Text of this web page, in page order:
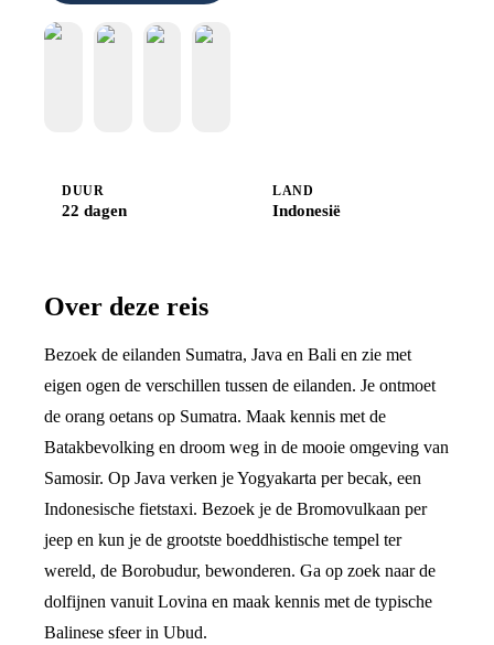
DUUR
22 dagen
LAND
Indonesië
Over deze reis
Bezoek de eilanden Sumatra, Java en Bali en zie met
eigen ogen de verschillen tussen de eilanden. Je ontmoet
de orang oetans op Sumatra. Maak kennis met de
Batakbevolking en droom weg in de mooie omgeving van
Samosir. Op Java verken je Yogyakarta per becak, een
Indonesische fietstaxi. Bezoek je de Bromovulkaan per
jeep en kun je de grootste boeddhistische tempel ter
wereld, de Borobudur, bewonderen. Ga op zoek naar de
dolfijnen vanuit Lovina en maak kennis met de typische
Balinese sfeer in Ubud.